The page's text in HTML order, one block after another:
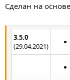
Сделан на
3.5.0
(29.04.2021)